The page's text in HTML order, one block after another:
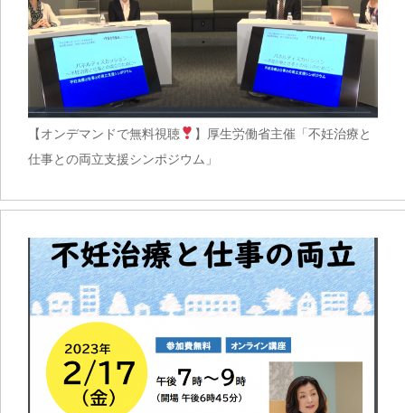
【オンデマンドで無料視聴
】厚生労働省主催「不妊治療と
仕事との両立支援シンポジウム」